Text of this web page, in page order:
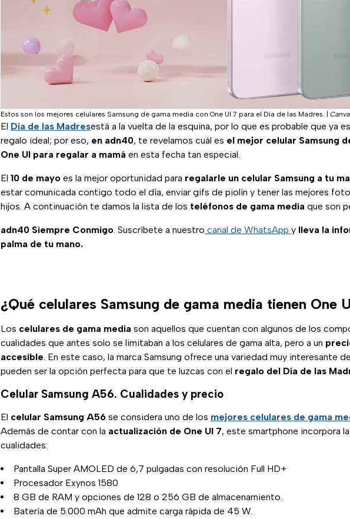
Estos son los mejores celulares Samsung de gama media con One UI 7 para el Día de las Madres. Canva
El Día de las Madresestá a la vuelta de la esquina, por lo que es probable que ya
regalo ideal; por eso, en adn40, te revelamos cuál es el mejor celular Samsung
One UI para regalar a mamá en esta fecha tan especial.
El 10 de mayo es la mejor oportunidad para regalarle un celular Samsung a tu
estar comunicada contigo todo el día, enviar gifs de piolín y tener las mejores
hijos. A continuación te damos la lista de los teléfonos de gama media que son
adn40 Siempre Conmigo. Suscríbete a nuestro canal de WhatsApp y lleva la
palma de tu mano.
¿Qué celulares Samsung de gama media tienen One
Los celulares de gama media son aquellos que cuentan con algunos de los
cualidades que antes solo se limitaban a los celulares de gama alta, pero a un
accesible. En este caso, la marca Samsung ofrece una variedad muy interesante de
pueden ser la opción perfecta para que te luzcas con el regalo del Día de las
Celular Samsung A56. Cualidades y precio
El celular Samsung A56 se considera uno de los mejores celulares de gama
Además de contar con la actualización de One UI 7, este smartphone incorpora
cualidades:
Pantalla Super AMOLED de 6,7 pulgadas con resolución Full HD+
Procesador Exynos 1580
8 GB de RAM y opciones de 128 o 256 GB de almacenamiento.
Batería de 5.000 mAh que admite carga rápida de 45 W.